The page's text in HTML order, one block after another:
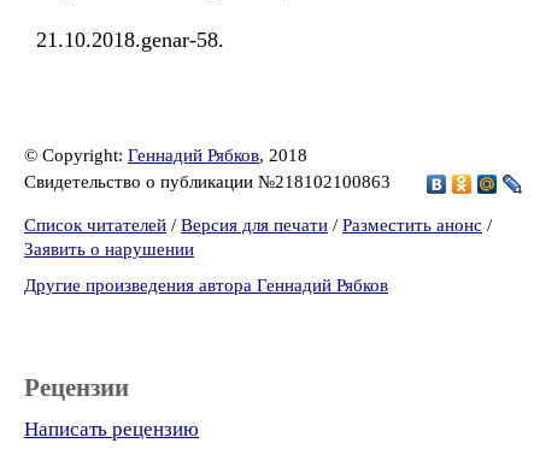
21.10.2018.genar-58.
© Copyright: Геннадий Рябков, 2018
Свидетельство о публикации №218102100863
Список читателей / Версия для печати / Разместить анонс /
Заявить о нарушении
Другие произведения автора Геннадий Рябков
Рецензии
Написать рецензию